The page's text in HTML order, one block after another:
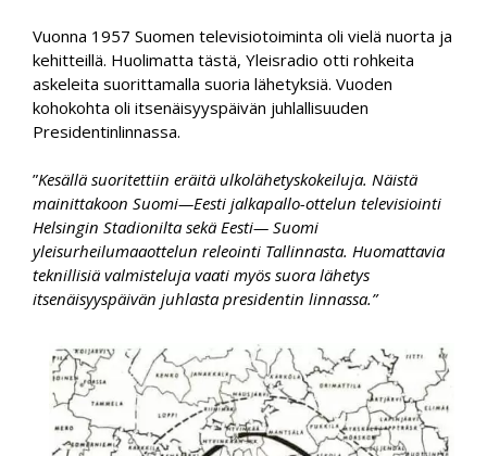
Vuonna 1957 Suomen televisiotoiminta oli vielä nuorta ja
kehitteillä. Huolimatta tästä, Yleisradio otti rohkeita
askeleita suorittamalla suoria lähetyksiä. Vuoden
kohokohta oli itsenäisyyspäivän juhlallisuuden
Presidentinlinnassa.
”Kesällä suoritettiin eräitä ulkolähetyskokeiluja. Näistä
mainittakoon Suomi—Eesti jalkapallo-ottelun televisiointi
Helsingin Stadionilta sekä Eesti— Suomi
yleisurheilumaaottelun releointi Tallinnasta. Huomattavia
teknillisiä valmisteluja vaati myös suora lähetys
itsenäisyyspäivän juhlasta presidentin linnassa.”